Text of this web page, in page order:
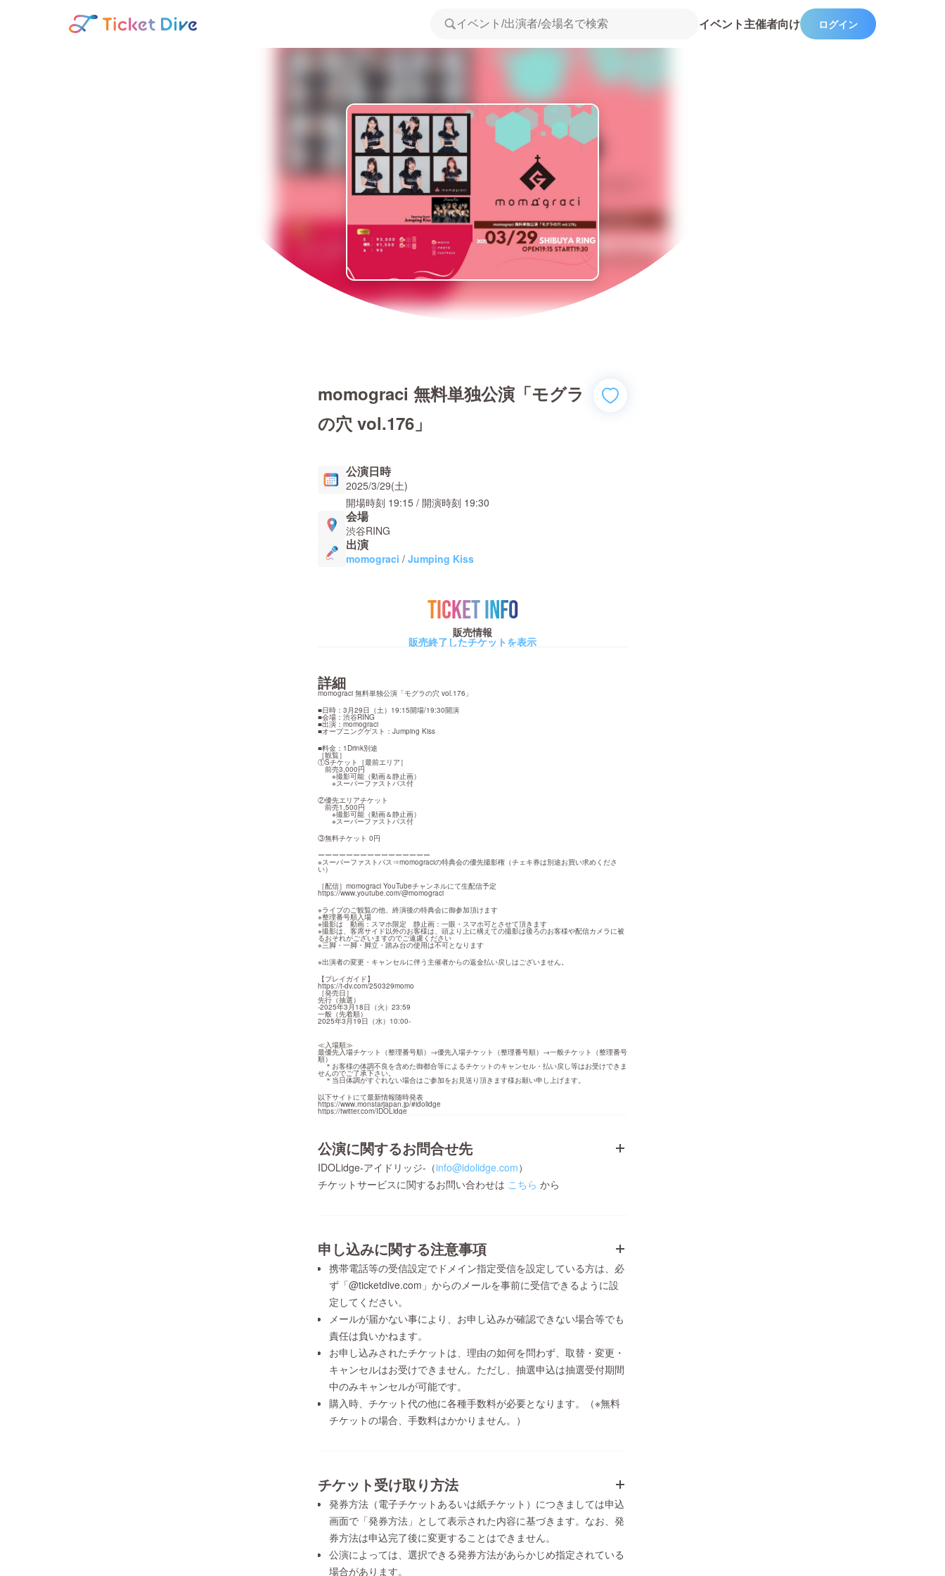
イベント主催者向け ログイン
momograci 無料単独公演「モグラ
の穴 vol.176」
公演日時
2025/3/29(土)
開場時刻 19:15 / 開演時刻 19:30
会場
渋谷RING
出演
momograci / Jumping Kiss
TICKET INFO
販売情報
販売終了したチケットを表示
詳細
momograci 無料単独公演「モグラの穴 vol.176」
■日時：3月29日（土）19:15開場/19:30開演
■会場：渋谷RING
■出演：momograci
■オープニングゲスト：Jumping Kiss
■料金：1Drink別途
［観覧］
①Sチケット［最前エリア］
前売3,000円
※撮影可能（動画＆静止画）
※スーパーファストパス付
②優先エリアチケット
前売1,500円
※撮影可能（動画＆静止画）
※スーパーファストパス付
③無料チケット 0円
ーーーーーーーーーーーーーーーー
※スーパーファストパス⇒momograciの特典会の優先撮影権（チェキ券は別途お買い求めくださ
い）
https://www.youtube.com/@momograci
※ライブのご観覧の他、終演後の特典会に御参加頂けます
※整理番号順入場
※撮影は　動画：スマホ限定　静止画：一眼・スマホ可とさせて頂きます
※撮影は、客席サイド以外のお客様は、頭より上に構えての撮影は後ろのお客様や配信カメラに被
るおそれがございますのでご遠慮ください
※三脚・一脚・脚立・踏み台の使用は不可となります
※出演者の変更・キャンセルに伴う主催者からの返金払い戻しはございません。
https://t-dv.com/250329momo
［発売日］
先行（抽選）
-2025年3月18日（火）23:59
一般（先着順）
2025年3月19日（水）10:00-
≪入場順≫
最優先入場チケット（整理番号順）→優先入場チケット（整理番号順）→一般チケット（整理番号
順）
＊お客様の体調不良を含めた御都合等によるチケットのキャンセル・払い戻し等はお受けできま
せんのでご了承下さい。
＊当日体調がすぐれない場合はご参加をお見送り頂きます様お願い申し上げます。
https://www.monstarjapan.jp/#idolidge
https://twitter.com/IDOLidge
公演に関するお問合せ先
IDOLidge-アイドリッジ-（info@idolidge.com）
チケットサービスに関するお問い合わせは こちら から
申し込みに関する注意事項
携帯電話等の受信設定でドメイン指定受信を設定している方は、必
ず「@ticketdive.com」からのメールを事前に受信できるように設
定してください。
メールが届かない事により、お申し込みが確認できない場合等でも
責任は負いかねます。
お申し込みされたチケットは、理由の如何を問わず、取替・変更・
キャンセルはお受けできません。ただし、抽選申込は抽選受付期間
中のみキャンセルが可能です。
購入時、チケット代の他に各種手数料が必要となります。（※無料
チケットの場合、手数料はかかりません。）
チケット受け取り方法
発券方法（電子チケットあるいは紙チケット）につきましては申込
画面で「発券方法」として表示された内容に基づきます。なお、発
券方法は申込完了後に変更することはできません。
公演によっては、選択できる発券方法があらかじめ指定されている
場合があります。